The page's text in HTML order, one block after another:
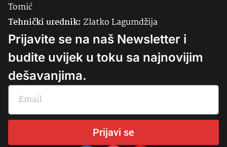
Tomić
Tehnički urednik:Zlatko Lagumdžija
Prijavite se na naš Newsletter i
budite uvijek u toku sa najnovijim
dešavanjima.
Prijavi se